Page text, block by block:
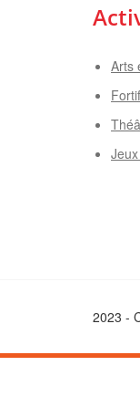
Arts
2023 -